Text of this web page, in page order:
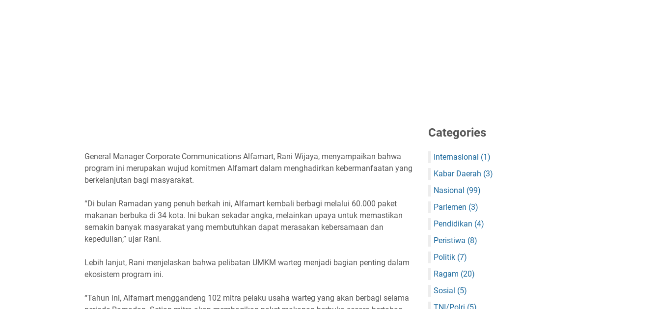
General Manager Corporate Communications Alfamart, Rani Wijaya, menyampaikan bahwa
program ini merupakan wujud komitmen Alfamart dalam menghadirkan kebermanfaatan yang
berkelanjutan bagi masyarakat.
“Di bulan Ramadan yang penuh berkah ini, Alfamart kembali berbagi melalui 60.000 paket
makanan berbuka di 34 kota. Ini bukan sekadar angka, melainkan upaya untuk memastikan
semakin banyak masyarakat yang membutuhkan dapat merasakan kebersamaan dan
kepedulian,” ujar Rani.
Lebih lanjut, Rani menjelaskan bahwa pelibatan UMKM warteg menjadi bagian penting dalam
ekosistem program ini.
“Tahun ini, Alfamart menggandeng 102 mitra pelaku usaha warteg yang akan berbagi selama
Categories
Internasional (1)
Kabar Daerah (3)
Nasional (99)
Parlemen (3)
Pendidikan (4)
Peristiwa (8)
Politik (7)
Ragam (20)
Sosial (5)